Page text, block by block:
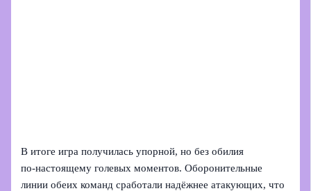
В итоге игра получилась упорной, но без обилия
по‑настоящему голевых моментов. Оборонительные
линии обеих команд сработали надёжнее атакующих, что